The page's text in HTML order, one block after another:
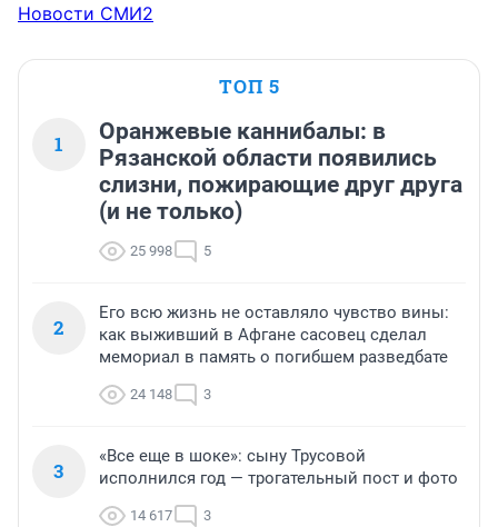
Новости СМИ2
ТОП 5
1
Оранжевые каннибалы: в
Рязанской области появились
слизни, пожирающие друг друга
(и не только)
25 998 5
2
Его всю жизнь не оставляло чувство вины:
как выживший в Афгане сасовец сделал
мемориал в память о погибшем разведбате
24 148 3
3
«Все еще в шоке»: сыну Трусовой
исполнился год — трогательный пост и фото
14 617 3